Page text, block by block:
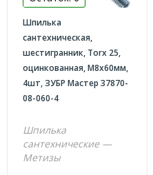
Винт-конфирмат
Болт DIN 603 в комплекте
Гайки
Гайка-барашек
Гайка врезная
Гайка переходная
Гайка самоконтрящееся
Шпилька
сантехническая,
шестигранник, Torx 25,
оцинкованная, М8x60мм,
4шт, ЗУБР Мастер 37870-
08-060-4
Шпилька
сантехнические —
Метизы